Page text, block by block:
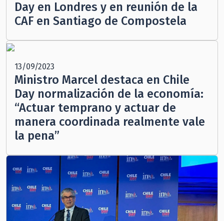
Day en Londres y en reunión de la
CAF en Santiago de Compostela
13/09/2023
Ministro Marcel destaca en Chile
Day normalización de la economía:
“Actuar temprano y actuar de
manera coordinada realmente vale
la pena”